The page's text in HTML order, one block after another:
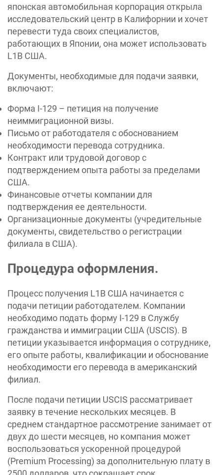
японская автомобильная корпорация открыла
исследовательский центр в Калифорнии и хочет
перевести туда своих специалистов,
работающих в Японии, она может использовать
L1B США.
Документы, необходимые для подачи заявки,
включают:
Форма I-129 – петиция на получение
неиммиграционной визы.
Письмо от работодателя с обоснованием
необходимости перевода сотрудника.
Контракт или трудовой договор с
подтверждением опыта работы за пределами
США.
Финансовые отчеты компании для
подтверждения ее деятельности.
Организационные документы (учредительные
документы, свидетельство о регистрации
филиала в США).
Процедура оформления.
Процесс получения L1B США начинается с
подачи петиции работодателем. Компании
необходимо подать форму I-129 в Службу
гражданства и иммиграции США (USCIS). В
петиции указывается информация о сотруднике,
его опыте работы, квалификации и обоснование
необходимости его перевода в американский
филиал.
После подачи петиции USCIS рассматривает
заявку в течение нескольких месяцев. В
среднем стандартное рассмотрение занимает от
двух до шести месяцев, но компания может
воспользоваться ускоренной процедурой
(Premium Processing) за дополнительную плату в